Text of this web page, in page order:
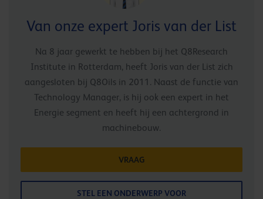
Van onze expert Joris van der List
Na 8 jaar gewerkt te hebben bij het Q8Research
Institute in Rotterdam, heeft Joris van der List zich
aangesloten bij Q8Oils in 2011. Naast de functie van
Technology Manager, is hij ook een expert in het
Energie segment en heeft hij een achtergrond in
machinebouw.
VRAAG
STEL EEN ONDERWERP VOOR